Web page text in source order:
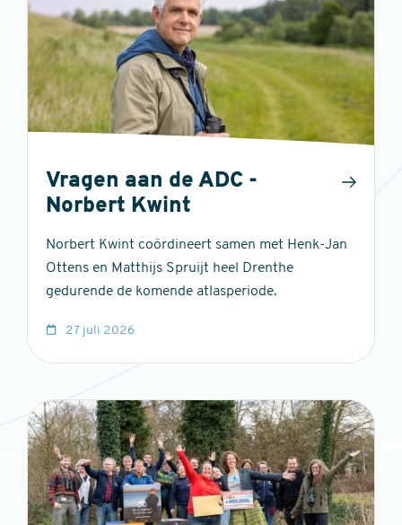
Vragen aan de ADC -
Norbert Kwint
Norbert Kwint coördineert samen met Henk-Jan
Ottens en Matthijs Spruijt heel Drenthe
gedurende de komende atlasperiode.
27 juli 2026